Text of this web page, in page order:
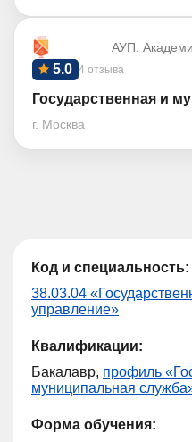
АУП.
4 отзыва
5.0
Государственная и
г. Москва
Код и специальность:
38.03.04
управление»
Квалификации:
Бакалавр, профиль
муниципальная
Форма обучения: